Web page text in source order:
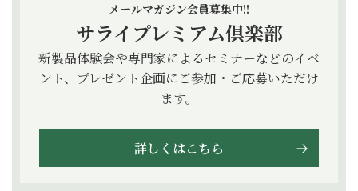
メールマガジン会員募集中!!
サライプレミアム倶楽部
新製品体験会や専門家によるセミナーなどのイベ
ント、プレゼント企画にご参加・ご応募いただけ
ます。
詳しくはこちら